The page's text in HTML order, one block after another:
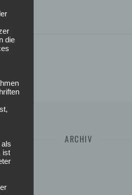
ARCHIV
2024
die
ist